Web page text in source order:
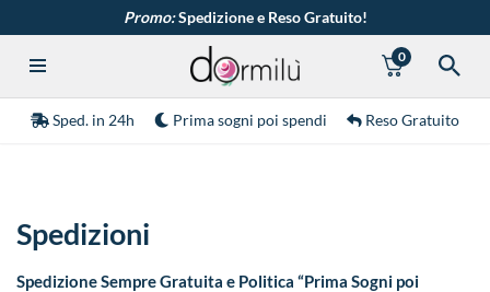
Vai
contenuto
Promo:Spedizione e Reso Gratuito!
0
Sped. in 24h Prima sogni poi spendi Reso Gratuito
Spedizioni
Spedizione Sempre Gratuita e Politica “Prima Sogni poi